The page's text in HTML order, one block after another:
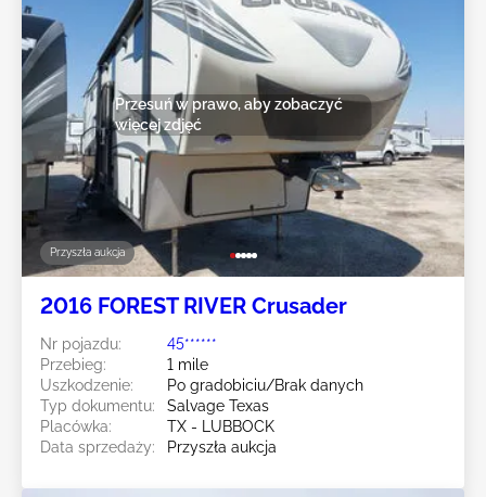
Przyszła aukcja
Przesuń w prawo, aby zobaczyć
więcej zdjęć
2016 FOREST RIVER Crusader
Nr pojazdu:
45******
Przebieg:
1 mile
Uszkodzenie:
Po gradobiciu/Brak danych
Typ dokumentu:
Salvage Texas
Placówka:
TX - LUBBOCK
Data sprzedaży:
Przyszła aukcja